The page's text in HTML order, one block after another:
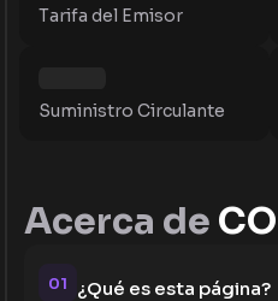
Tarifa del Emisor
Suministro Circulante
Acerca de
01 ¿Qué es esta página?